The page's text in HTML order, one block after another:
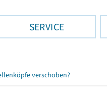
SERVICE
verschoben?